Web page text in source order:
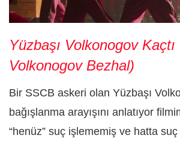
Yüzbaşı Volkonogov
Volkonogov Bezhal)
Bir SSCB askeri olan Yüzbaşı
bağışlanma arayışını anlatıyor
“henüz” suç işlememiş ve hatta